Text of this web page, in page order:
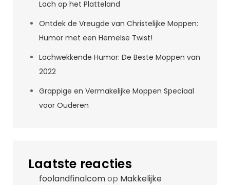
Lach op het Platteland
Ontdek de Vreugde van Christelijke Moppen:
Humor met een Hemelse Twist!
Lachwekkende Humor: De Beste Moppen van
2022
Grappige en Vermakelijke Moppen Speciaal
voor Ouderen
Laatste reacties
foolandfinalcomop Makkelijke